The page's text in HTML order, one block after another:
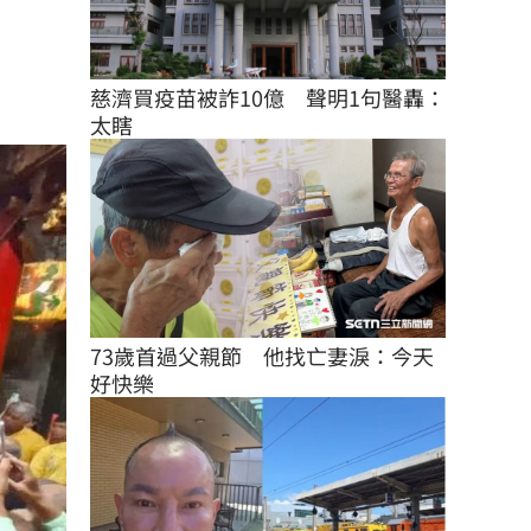
慈濟買疫苗被詐10億　聲明1句醫轟：
太瞎
73歲首過父親節　他找亡妻淚：今天
好快樂